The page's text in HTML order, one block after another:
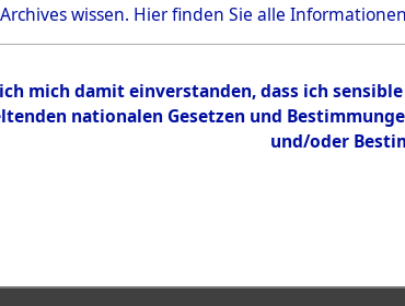
Inhalt
Zur Übersicht
wissen. Hierfinden Sie alle
mich damit einverstanden, dass ich
nationalen Gesetzen und
und/oder